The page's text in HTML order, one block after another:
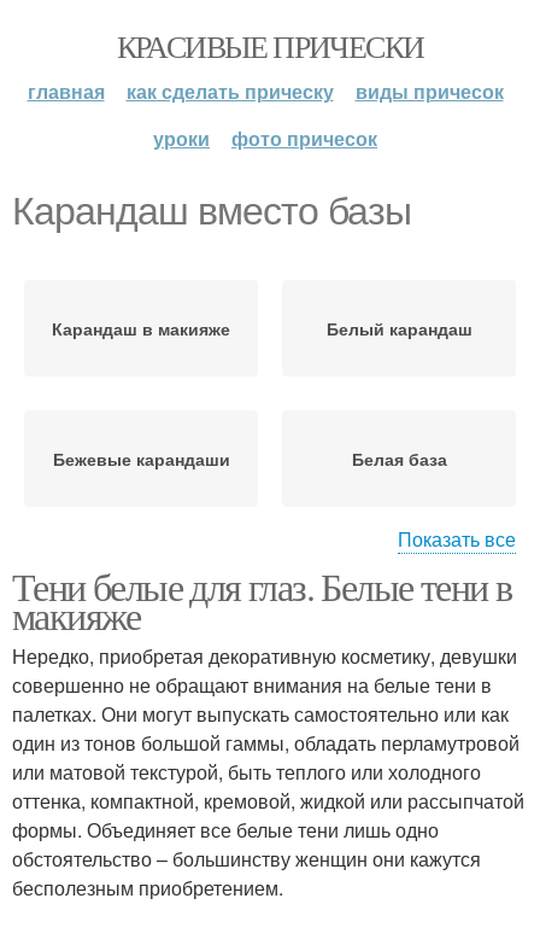
КРАСИВЫЕ ПРИЧЕСКИ
главная как сделать прическу
виды причесок
уроки
фото причесок
Карандаш вместо базы
Карандаш в макияже Белый карандаш
Бежевые карандаши Белая база
Надежная база
Показать все
Тени белые для глаз. Белые тени в
макияже
Нередко, приобретая декоративную косметику, девушки
совершенно не обращают внимания на белые тени в
палетках. Они могут выпускать самостоятельно или как
один из тонов большой гаммы, обладать перламутровой
или матовой текстурой, быть теплого или холодного
оттенка, компактной, кремовой, жидкой или рассыпчатой
формы. Объединяет все белые тени лишь одно
обстоятельство – большинству женщин они кажутся
бесполезным приобретением.